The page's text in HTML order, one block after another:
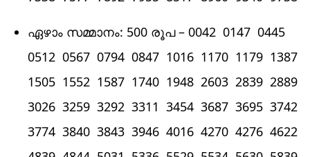
ഏഴാം സമ്മാനം: 500 രൂപ – 0042 0147 0445
0512 0567 0794 0847 1016 1170 1179 1387
1505 1552 1587 1740 1948 2603 2839 2889
3026 3259 3292 3311 3454 3687 3695 3742
3774 3840 3843 3946 4016 4270 4276 4622